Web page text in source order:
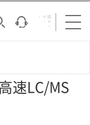
速LC/MS